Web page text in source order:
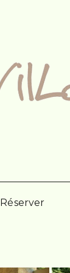
Réserver